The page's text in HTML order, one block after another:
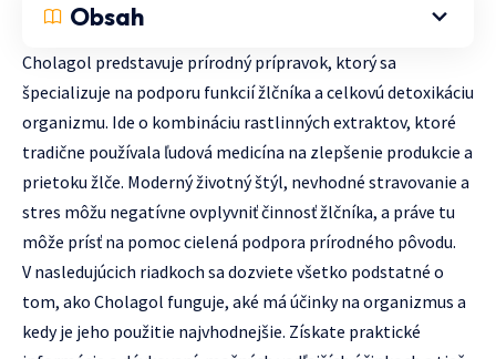
Obsah
Cholagol predstavuje prírodný prípravok, ktorý sa
špecializuje na podporu funkcií žlčníka a celkovú detoxikáciu
organizmu. Ide o kombináciu rastlinných extraktov, ktoré
tradične používala ľudová medicína na zlepšenie produkcie a
prietoku žlče. Moderný životný štýl, nevhodné stravovanie a
stres môžu negatívne ovplyvniť činnosť žlčníka, a práve tu
môže prísť na pomoc cielená podpora prírodného pôvodu.
V nasledujúcich riadkoch sa dozviete všetko podstatné o
tom, ako Cholagol funguje, aké má účinky na organizmus a
kedy je jeho použitie najvhodnejšie. Získate praktické